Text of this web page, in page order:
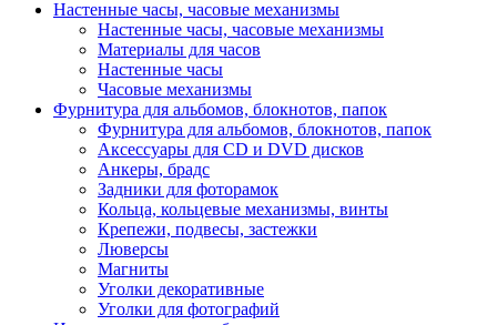
Настенные часы, часовые механизмы
Настенные часы, часовые механизмы
Материалы для часов
Настенные часы
Часовые механизмы
Фурнитура для альбомов, блокнотов, папок
Фурнитура для альбомов, блокнотов, папок
Аксессуары для CD и DVD дисков
Анкеры, брадс
Задники для фоторамок
Кольца, кольцевые механизмы, винты
Крепежи, подвесы, застежки
Люверсы
Магниты
Уголки декоративные
Уголки для фотографий